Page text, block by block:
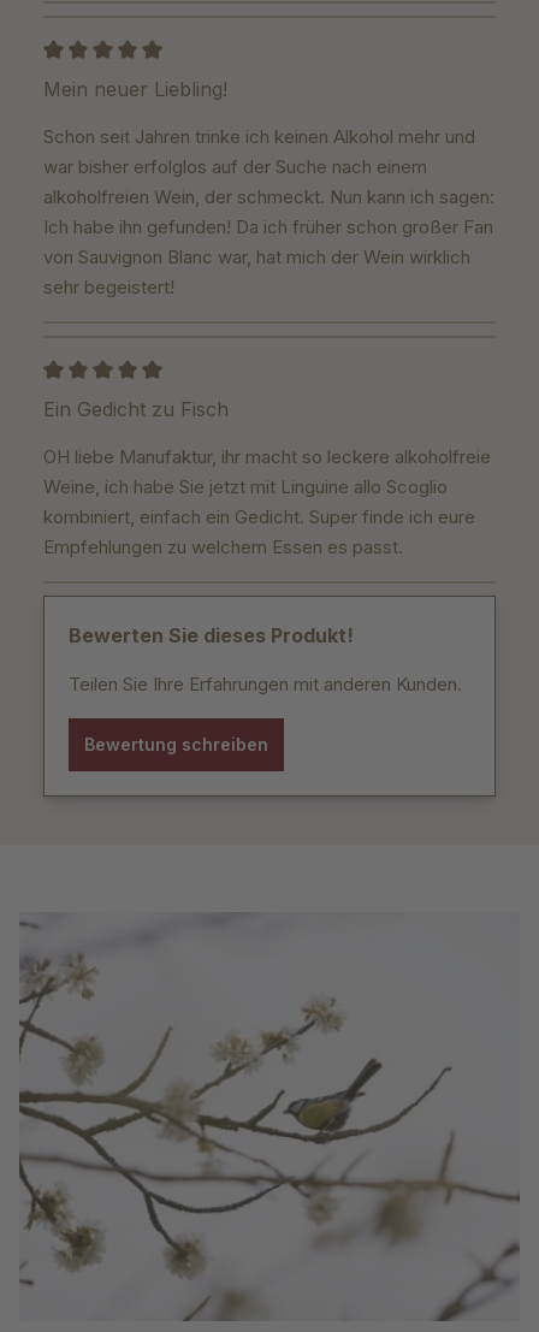
Bewertung mit 5 von 5 Sternen
Mein neuer Liebling!
Schon seit Jahren trinke ich keinen Alkohol mehr und
war bisher erfolglos auf der Suche nach einem
alkoholfreien Wein, der schmeckt. Nun kann ich sagen:
Ich habe ihn gefunden! Da ich früher schon großer Fan
von Sauvignon Blanc war, hat mich der Wein wirklich
sehr begeistert!
Bewertung mit 5 von 5 Sternen
Ein Gedicht zu Fisch
OH liebe Manufaktur, ihr macht so leckere alkoholfreie
Weine, ich habe Sie jetzt mit Linguine allo Scoglio
kombiniert, einfach ein Gedicht. Super finde ich eure
Empfehlungen zu welchem Essen es passt.
Bewerten Sie dieses Produkt!
Teilen Sie Ihre Erfahrungen mit anderen Kunden.
Bewertung schreiben